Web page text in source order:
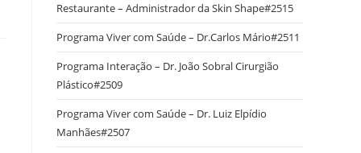
Restaurante – Administrador da Skin Shape#2515
Programa Viver com Saúde – Dr.Carlos Mário#2511
Programa Interação – Dr. João Sobral Cirurgião
Plástico#2509
Programa Viver com Saúde – Dr. Luiz Elpídio
Manhães#2507